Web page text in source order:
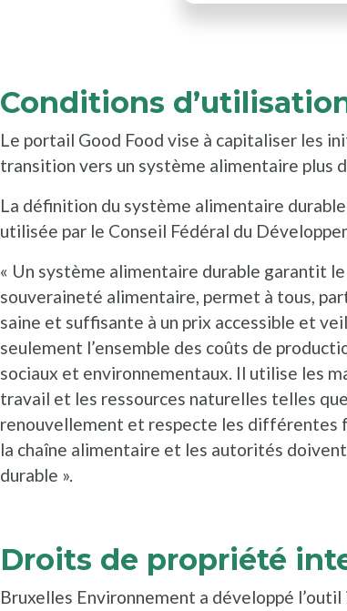
Conditions
Le portail Good Food vise à capitaliser les
transition vers un système alimentaire plus
La définition du système alimentaire
utilisée par le Conseil Fédéral du
« Un système alimentaire durable garantit
souveraineté alimentaire, permet à tous,
saine et suffisante à un prix accessible et
seulement l’ensemble des coûts de
sociaux et environnementaux. Il utilise les
travail et les ressources naturelles telles
renouvellement et respecte les différentes
la chaîne alimentaire et les autorités
durable ».
Droits de propriété
Bruxelles Environnement a développé